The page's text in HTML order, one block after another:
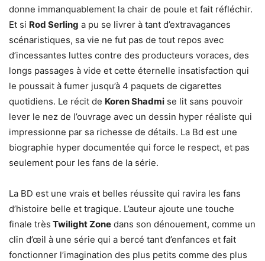
donne immanquablement la chair de poule et fait réfléchir.
Et si Rod Serling a pu se livrer à tant d’extravagances
scénaristiques, sa vie ne fut pas de tout repos avec
d’incessantes luttes contre des producteurs voraces, des
longs passages à vide et cette éternelle insatisfaction qui
le poussait à fumer jusqu’à 4 paquets de cigarettes
quotidiens. Le récit de Koren Shadmi se lit sans pouvoir
lever le nez de l’ouvrage avec un dessin hyper réaliste qui
impressionne par sa richesse de détails. La Bd est une
biographie hyper documentée qui force le respect, et pas
seulement pour les fans de la série.
La BD est une vrais et belles réussite qui ravira les fans
d’histoire belle et tragique. L’auteur ajoute une touche
finale très Twilight Zone dans son dénouement, comme un
clin d’œil à une série qui a bercé tant d’enfances et fait
fonctionner l’imagination des plus petits comme des plus